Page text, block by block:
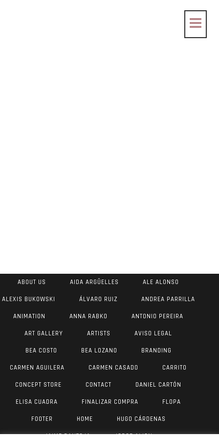
ABOUT US AIDA ARGÜELLES ALE ALONSO
ALEXIS BUKOWSKI ÁLVARO RUIZ ANDREA PARRILLA
ANIMATION ANNA RABKO ANTONIO PEREIRA
ART GALLERY ARTISTS AVISO LEGAL
BEA COSTO BEA LOZANO BRANDING
CARMEN AGUILERA CARMEN CASADO CARRITO
CONCEPT STORE CONTACT DANIEL CARTÓN
ELISA CUADRA FINALIZAR COMPRA FLOPA
FOOTER HOME HUGO CÁRDENAS
JAIME PANTOJA JORGE AIJON